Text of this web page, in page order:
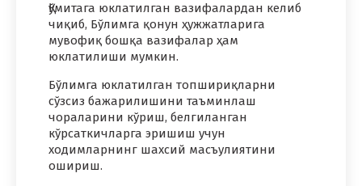
Қўмитага юклатилган вазифалардан келиб
чиқиб, Бўлимга қонун ҳужжатларига
мувофиқ бошқа вазифалар ҳам
юклатилиши мумкин.
Бўлимга юклатилган топшириқларни
сўзсиз бажарилишини таъминлаш
чораларини кўриш, белгиланган
кўрсаткичларга эришиш учун
ходимларнинг шахсий масъулиятини
ошириш.